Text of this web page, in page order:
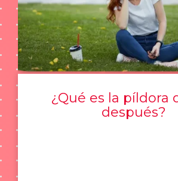
¿Qué es la píldora
después?